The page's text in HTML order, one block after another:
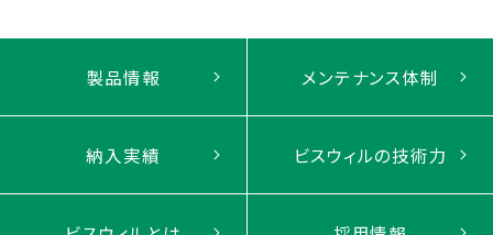
製品情報 メンテナンス体制
納入実績 ビスウィルの技術力